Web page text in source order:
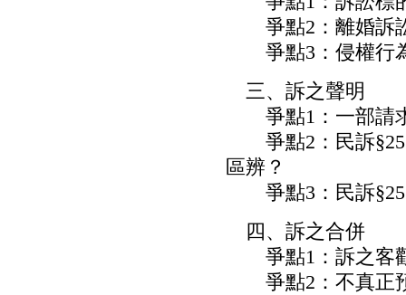
爭點2：離婚訴
爭點3：侵權行
三、訴之聲明
爭點1：一部請求
爭點2：民訴
區辨？
爭點3：民訴
四、訴之合併
爭點1：訴之客觀
爭點2：不真正